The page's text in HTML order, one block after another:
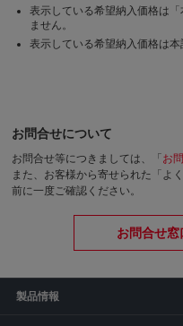
表示している希望納入価格は
ません。
表示している希望納入価格は本
お問合せについて
お問合せ等につきましては、「 お
また、お客様から寄せられた「よ
前に一度ご確認ください。
お問合せ窓
製品情報